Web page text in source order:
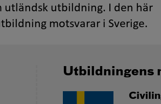
utbildning. I den här
motsvarar i Sverige.
Utbildningens